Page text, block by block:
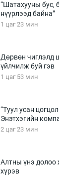
“Шатахууны бус,
нүүрлээд байна”
1 цаг 23 мин
Дөрвөн чиглэлд
үйлчилж буй гэв
1 цаг 53 мин
“Туул усан
Энэтхэгийн
2 цаг 23 мин
Алтны үнэ долоо
хүрэв